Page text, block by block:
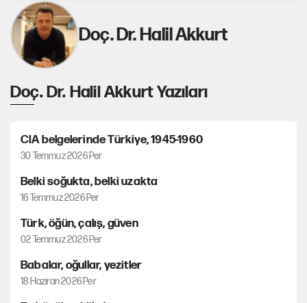
Doç. Dr. Halil Akkurt
Doç. Dr. Halil Akkurt Yazıları
CIA belgelerinde Türkiye, 1945-1960
30 Temmuz 2026 Per
Belki soğukta, belki uzakta
16 Temmuz 2026 Per
Türk, öğün, çalış, güven
02 Temmuz 2026 Per
Babalar, oğullar, yezitler
18 Haziran 2026 Per